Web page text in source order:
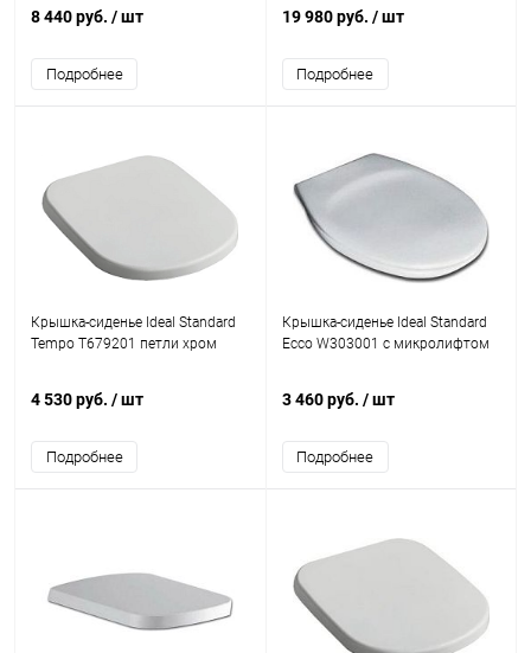
8 440 руб. / шт
Подробнее
19 980 руб. / шт
Подробнее
Крышка-сиденье Ideal Standard
Tempo T679201 петли хром
4 530 руб. / шт
Подробнее
Крышка-сиденье Ideal Standard
Ecco W303001 с микролифтом
3 460 руб. / шт
Подробнее